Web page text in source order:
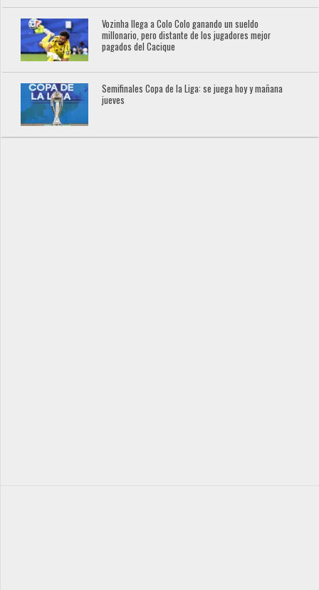
Vozinha llega a Colo Colo ganando un sueldo
millonario, pero distante de los jugadores mejor
pagados del Cacique
Semifinales Copa de la Liga: se juega hoy y mañana
jueves